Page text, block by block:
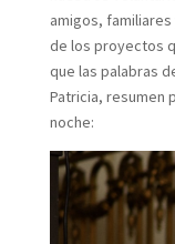
amigos, familiares
de los proyectos
que las palabras
Patricia, resumen
noche: